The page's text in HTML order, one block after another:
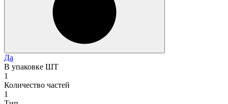
Да
В упаковке ШТ
1
Количество частей
1